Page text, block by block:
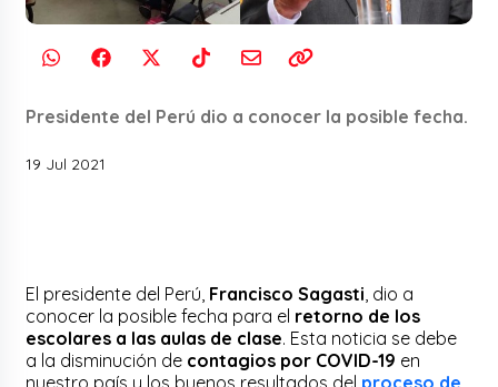
Presidente del Perú dio a conocer la posible fecha.
19 Jul 2021
El presidente del Perú, Francisco Sagasti , dio a
conocer la posible fecha para el retorno de los
escolares a las aulas de clase. Esta noticia se debe
a la disminución de contagios por COVID-19 en
nuestro país y los buenos resultados del proceso de